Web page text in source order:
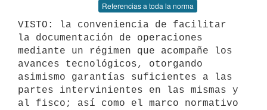
Referencias a toda la norma
VISTO: la conveniencia de facilitar
la documentación de operaciones
mediante un régimen que acompañe los
avances tecnológicos, otorgando
asimismo garantías suficientes a las
partes intervinientes en las mismas y
al fisco; así como el marco normativo